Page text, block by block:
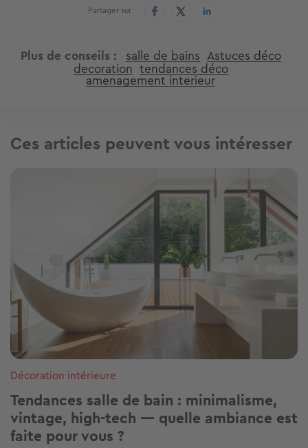
Partager sur
Plus de conseils salle de bains Astuces déco
decoration tendances déco
amenagement interieur
Ces articles peuvent vous intéresser
Décoration intérieure
Tendances salle de bain : minimalisme,
vintage, high-tech — quelle ambiance est
faite pour vous ?